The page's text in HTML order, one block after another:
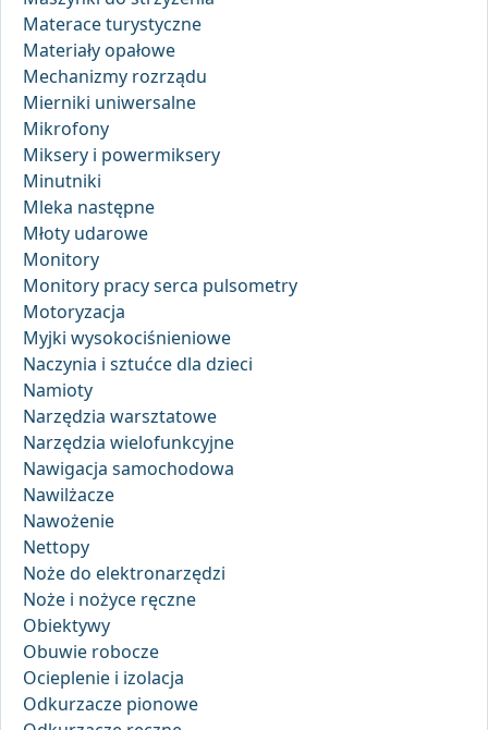
Materace turystyczne
Materiały opałowe
Mechanizmy rozrządu
Mierniki uniwersalne
Mikrofony
Miksery i powermiksery
Minutniki
Mleka następne
Młoty udarowe
Monitory
Monitory pracy serca pulsometry
Motoryzacja
Myjki wysokociśnieniowe
Naczynia i sztućce dla dzieci
Namioty
Narzędzia warsztatowe
Narzędzia wielofunkcyjne
Nawigacja samochodowa
Nawilżacze
Nawożenie
Nettopy
Noże do elektronarzędzi
Noże i nożyce ręczne
Obiektywy
Obuwie robocze
Ocieplenie i izolacja
Odkurzacze pionowe